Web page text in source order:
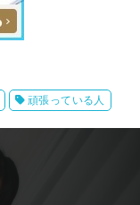
頑張っている人